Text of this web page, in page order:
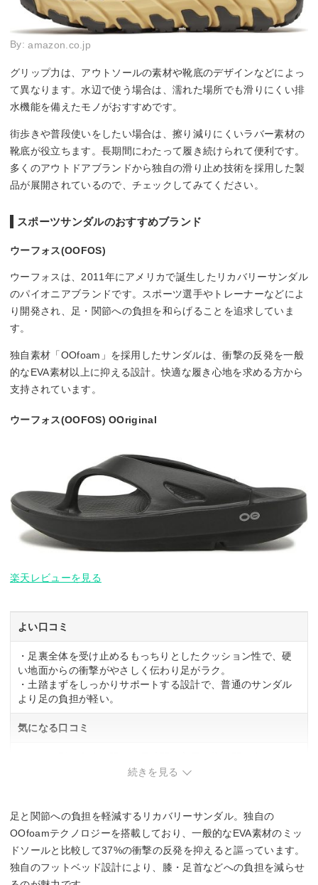
By:amazon.co.jp
グリップ力は、アウトソールの素材や靴底のデザインなどによっ
て異なります。水辺で使う場合は、濡れた場所でも滑りにくい排
水機能を備えたモノがおすすめです。
街歩きや普段使いをしたい場合は、擦り減りにくいラバー素材の
靴底が役立ちます。長期間にわたって履き続けられて便利です。
多くのアウトドアブランドから独自の滑り止め技術を採用した製
品が展開されているので、チェックしてみてください。
スポーツサンダルのおすすめブランド
ウーフォス(OOFOS)
ウーフォスは、2011年にアメリカで誕生したリカバリーサンダル
のパイオニアブランドです。スポーツ選手やトレーナーなどによ
り開発され、足・関節への負担を和らげることを追求していま
す。
独自素材「OOfoam」を採用したサンダルは、衝撃の反発を一般
的なEVA素材以上に抑える設計。快適な履き心地を求める方から
支持されています。
ウーフォス(OOFOS) OOriginal
楽天レビューを見る
よい口コミ
・足裏全体を受け止めるもっちりとしたクッション性で、硬
い地面からの衝撃がやさしく伝わり足がラク。
・土踏まずをしっかりサポートする設計で、普通のサンダル
より足の負担が軽い。
気になる口コミ
続きを見る
足と関節への負担を軽減するリカバリーサンダル。独自の
OOfoamテクノロジーを搭載しており、一般的なEVA素材のミッ
ドソールと比較して37%の衝撃の反発を抑えると謳っています。
独自のフットベッド設計により、膝・足首などへの負担を減らせ